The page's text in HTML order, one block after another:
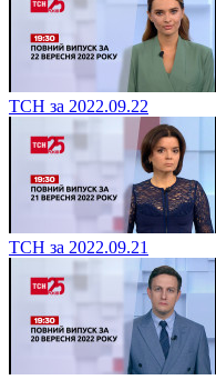
ТСН за 2022.09.22
ТСН за 2022.09.21